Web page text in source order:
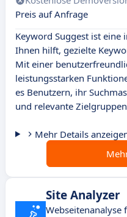
Preis auf Anfrage
Keyword Suggest ist
Ihnen hilft, gezielte
Mit einer
leistungsstarken
es Benutzern, ihr
und relevante
Mehr Details
Site Analyzer
Webseitenanalyse